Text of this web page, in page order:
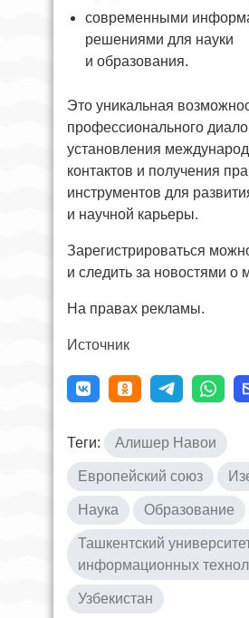
современными
решениями для науки
и образования.
Это уникальная
профессионального
установления
контактов и получения
инструментов для
и научной карьеры.
Зарегистрироваться
и следить за новостями о
На правах рекламы.
Источник
Теги: Алишер Навои
Европейский союз
Наука Образование
Ташкентский
информационных
Узбекистан